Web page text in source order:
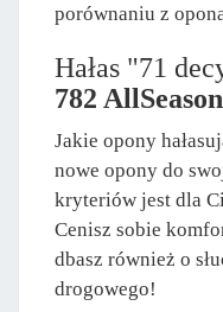
porównaniu z
Hałas "71
782
Jakie opony
nowe opony do
kryteriów jest dla
Cenisz sobie
dbasz również o
drogowego!